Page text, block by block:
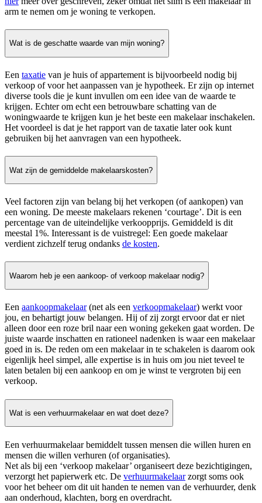
arm te nemen om je woning te verkopen.
Wat is de geschatte waarde van mijn woning?
Een taxatie van je huis of appartement is bijvoorbeeld nodig bij
verkoop of voor het aanpassen van je hypotheek. Er zijn op internet
diverse tools die je kunt invullen om een idee van de waarde te
krijgen. Echter om echt een betrouwbare schatting van de
woningwaarde te krijgen kun je het beste een makelaar inschakelen.
Het voordeel is dat je het rapport van de taxatie later ook kunt
gebruiken bij het aanvragen van een hypotheek.
Wat zijn de gemiddelde makelaarskosten?
Veel factoren zijn van belang bij het verkopen (of aankopen) van
een woning. De meeste makelaars rekenen ‘courtage’. Dit is een
percentage van de uiteindelijke verkoopprijs. Gemiddeld is dit
meestal 1%. Interessant is de vuistregel: Een goede makelaar
verdient zichzelf terug ondanks de kosten.
Waarom heb je een aankoop- of verkoop makelaar nodig?
Een aankoopmakelaar(net als een verkoopmakelaar) werkt voor
jou, en behartigt jouw belangen. Hij of zij zorgt ervoor dat er niet
alleen door een roze bril naar een woning gekeken gaat worden. De
juiste waarde inschatten en rationeel nadenken is waar een makelaar
goed in is. De reden om een makelaar in te schakelen is daarom ook
eigenlijk heel simpel, alle expertise is in huis om jou niet teveel te
laten betalen bij een aankoop en om je winst te vergroten bij een
verkoop.
Wat is een verhuurmakelaar en wat doet deze?
Een verhuurmakelaar bemiddelt tussen mensen die willen huren en
mensen die willen verhuren (of organisaties).
Net als bij een ‘verkoop makelaar’ organiseert deze bezichtigingen,
verzorgt het papierwerk etc. De verhuurmakelaarzorgt soms ook
voor het beheer om dit uit handen te nemen van de verhuurder, denk
aan onderhoud, klachten, borg en overdracht.